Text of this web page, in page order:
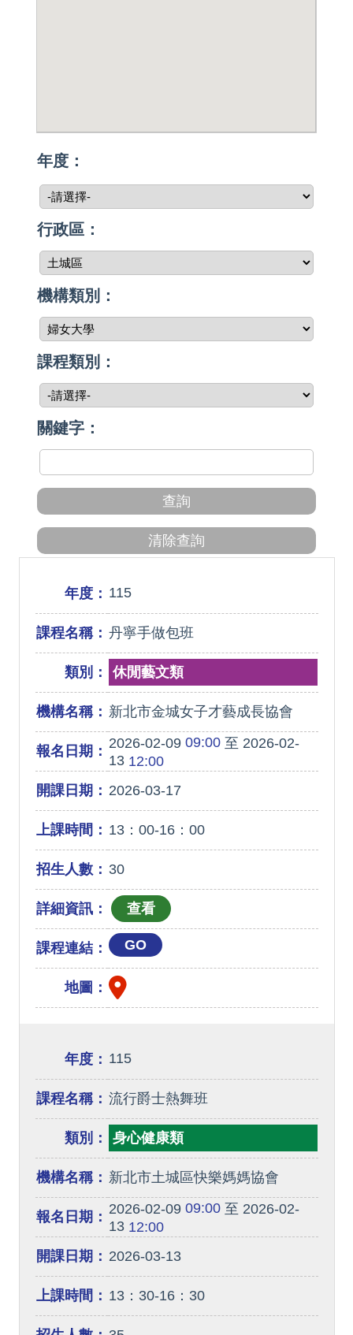
年度：
行政區：
機構類別：
課程類別：
關鍵字：
年度： 115
課程名稱： 丹寧手做包班
類別： 休閒藝文類
機構名稱： 新北市金城女子才藝成長協會
報名日期： 2026-02-0909:00至 2026-02-
1312:00
開課日期： 2026-03-17
上課時間： 13：00-16：00
招生人數： 30
詳細資訊：
課程連結： GO
地圖：
年度： 115
課程名稱： 流行爵士熱舞班
類別： 身心健康類
機構名稱： 新北市土城區快樂媽媽協會
報名日期： 2026-02-0909:00至 2026-02-
1312:00
開課日期： 2026-03-13
上課時間： 13：30-16：30